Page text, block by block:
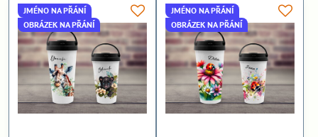
JMÉNO NA PŘÁNÍ
OBRÁZEK NA PŘÁNÍ
JMÉNO NA PŘÁNÍ
OBRÁZEK NA PŘÁNÍ